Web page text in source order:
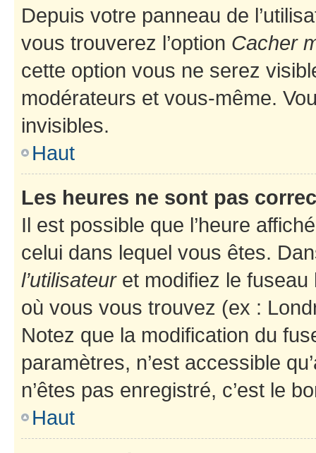
Depuis votre panneau de
vous trouverez l’option Cacher
cette option vous ne serez
modérateurs et vous-même.
invisibles.
Haut
Les heures ne sont pas
Il est possible que l’heure
celui dans lequel vous êtes.
l’utilisateuret modifiez le fuseau
où vous vous trouvez (ex :
Notez que la modification du
paramètres, n’est accessible
n’êtes pas enregistré, c’est le
Haut